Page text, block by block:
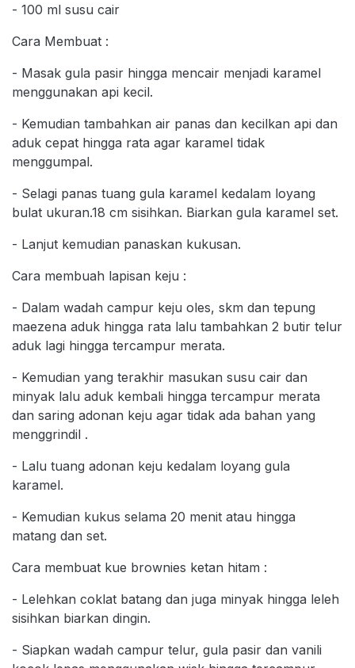
- 100 ml susu cair
Cara Membuat :
- Masak gula pasir hingga mencair menjadi karamel
menggunakan api kecil.
- Kemudian tambahkan air panas dan kecilkan api dan
aduk cepat hingga rata agar karamel tidak
menggumpal.
- Selagi panas tuang gula karamel kedalam loyang
bulat ukuran.18 cm sisihkan. Biarkan gula karamel set.
- Lanjut kemudian panaskan kukusan.
Cara membuah lapisan keju :
- Dalam wadah campur keju oles, skm dan tepung
maezena aduk hingga rata lalu tambahkan 2 butir telur
aduk lagi hingga tercampur merata.
- Kemudian yang terakhir masukan susu cair dan
minyak lalu aduk kembali hingga tercampur merata
dan saring adonan keju agar tidak ada bahan yang
menggrindil .
- Lalu tuang adonan keju kedalam loyang gula
karamel.
- Kemudian kukus selama 20 menit atau hingga
matang dan set.
Cara membuat kue brownies ketan hitam :
- Lelehkan coklat batang dan juga minyak hingga leleh
sisihkan biarkan dingin.
- Siapkan wadah campur telur, gula pasir dan vanili